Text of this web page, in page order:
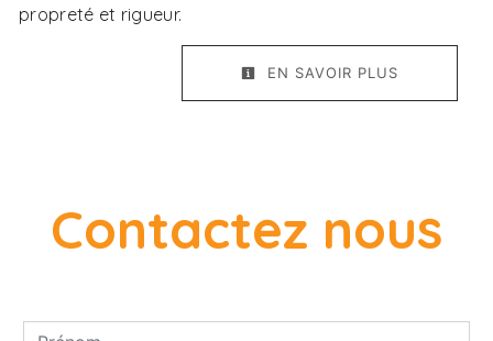
propreté et rigueur.
EN SAVOIR PLUS
Contactez nous